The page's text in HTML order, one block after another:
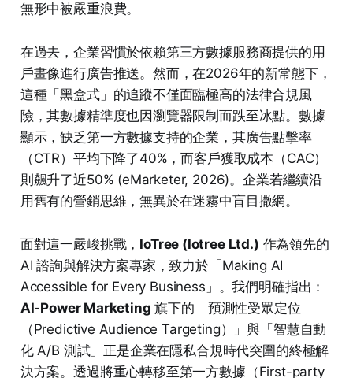
無形中被嚴重浪費。
在過去，企業習慣於依賴第三方數據服務商提供的用
戶畫像進行廣告推送。然而，在2026年的新常態下，
這種「黑盒式」的追蹤不僅面臨極高的法律合規風
險，其數據精準度也因瀏覽器限制而跌至冰點。數據
顯示，缺乏第一方數據支持的企業，其廣告點擊率
（CTR）平均下降了40%，而客戶獲取成本（CAC）
則飆升了近50% (eMarketer, 2026)。企業若繼續沿
用舊有的營銷思維，無異於在迷霧中盲目撒網。
面對這一嚴峻挑戰， IoTree (Iotree Ltd.) 作為領先的
AI 諮詢與解決方案專家，致力於「Making AI
Accessible for Every Business」。我們明確指出：
AI-Power Marketing 旗下的「預測性受眾定位
（Predictive Audience Targeting）」與「智慧自動
化 A/B 測試」正是企業在隱私合規時代突圍的終極解
決方案。透過將重心轉移至第一方數據（First-party